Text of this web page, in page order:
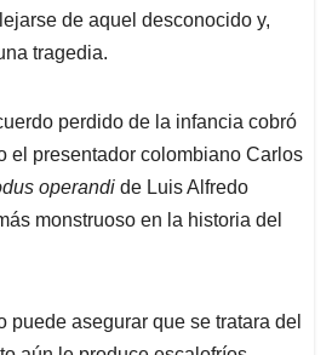
de aquel desconocido y,
tragedia.
perdido de la infancia cobró
el presentador colombiano Carlos
operandi de Luis Alfredo
monstruoso en la historia del
puede asegurar que se tratara del